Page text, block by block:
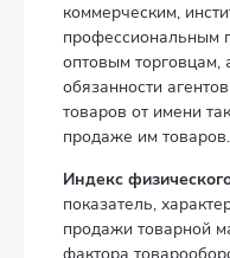
коммерческим,
профессиональным
оптовым
обязанности
товаров от имени
продаже им товаров.
Индекс
показатель,
продажи товарной